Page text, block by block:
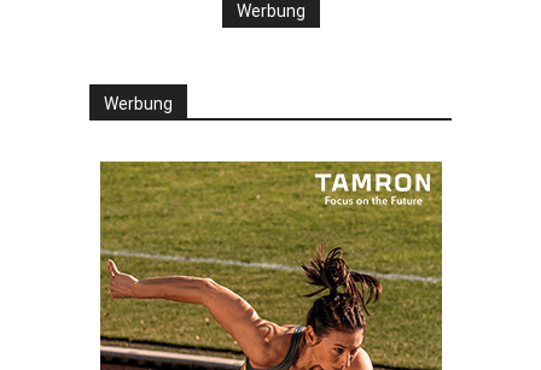
Werbung
Werbung